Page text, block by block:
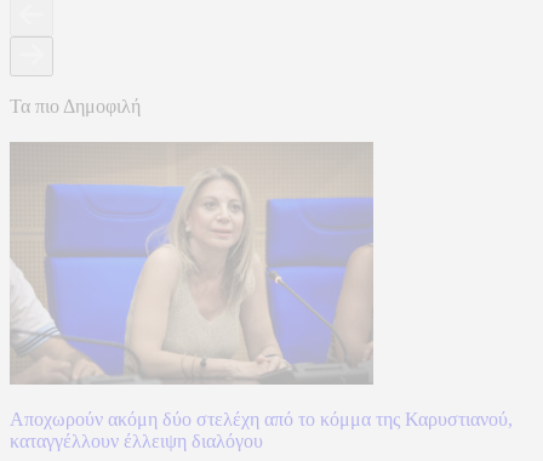
Τα πιο Δημοφιλή
Αποχωρούν ακόμη δύο στελέχη από το κόμμα της Καρυστιανού,
καταγγέλλουν έλλειψη διαλόγου